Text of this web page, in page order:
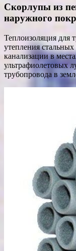
Скорлупы из
наружного
Теплоизоляция для
утепления
канализации в
ультрафиолетовых
трубопровода в